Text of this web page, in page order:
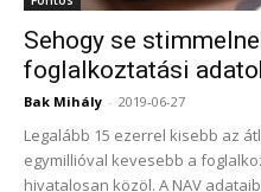
Sehogy se
foglalkoztatási
Bak Mihály - 2019-06-27
Legalább 15 ezerrel kisebb az
egymillióval kevesebb a
hivatalosan közöl. A NAV